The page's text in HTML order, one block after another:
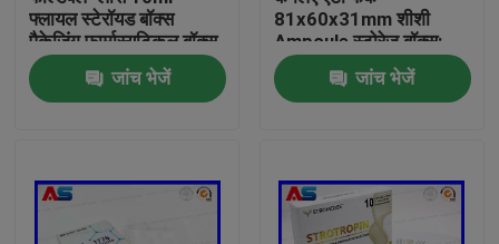
घर
हमारे बारे में
फ्लायल स्टेरॉयड बॉक्स
पैकेजिंग फार्मास्यूटिकल बॉक्स
लेबल
जांच भेजें
81x60x31mm शीशी
Ampoule स्टोरेज बॉक्स:
जांच भेजें